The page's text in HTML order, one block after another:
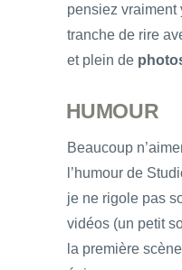
pensiez vraiment
tranche de rire
et plein de
HUMOUR
Beaucoup
l’humour de
je ne rigole pas
vidéos (un petit
la première